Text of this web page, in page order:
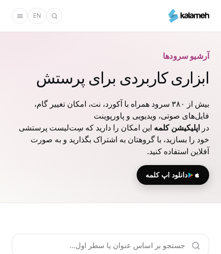
محتوای
EN
آرشیو سرودها
ابزاری کاربردی برای پرستش
بیش از ۳۸۰ سرود همراه با آکورد، نت، امکان تغییر گام،
فایل‌های صوتی، ویدیویی و پاورپوینت
در اپلیکیشن کلمه این امکان را دارید که سِت‌لیست پرستشی
خود را بسازید، با گروهتان به اشتراک بگذارید و به صورت
آفلاین استفاده کنید.
دانلود اپ کلمه